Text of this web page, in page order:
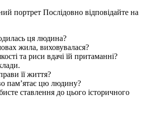
портрет Послідовно відповідайте на
ця людина?
жила, виховувалася?
та риси вдачі їй притаманні?
її життя?
пам’ятає цю людину?
ставлення до цього історичного